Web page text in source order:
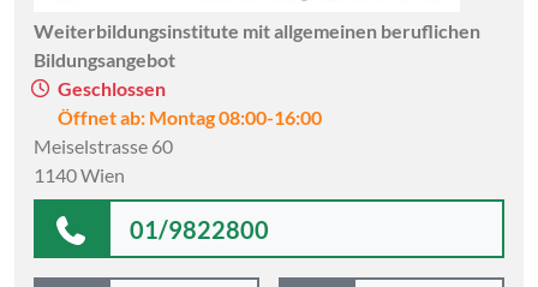
Weiterbildungsinstitute mit allgemeinen beruflichen
Bildungsangebot
Geschlossen
Öffnet ab: Montag 08:00-16:00
Meiselstrasse 60
1140 Wien
01/9822800